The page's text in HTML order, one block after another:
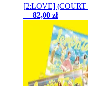
[2:LOVE] (COURT
— 82,00 zł